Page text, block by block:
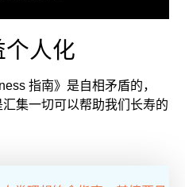
人化
指南》是自相矛盾的，
集一切可以帮助我们长寿的